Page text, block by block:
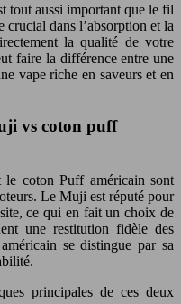
tout aussi important que le fil
dans l’absorption et la
la qualité de votre
faire la différence entre une
vape riche en saveurs et en
vs coton puff
coton Puff américain sont
Le Muji est réputé pour
ce qui en fait un choix de
une restitution fidèle des
se distingue par sa
principales de ces deux